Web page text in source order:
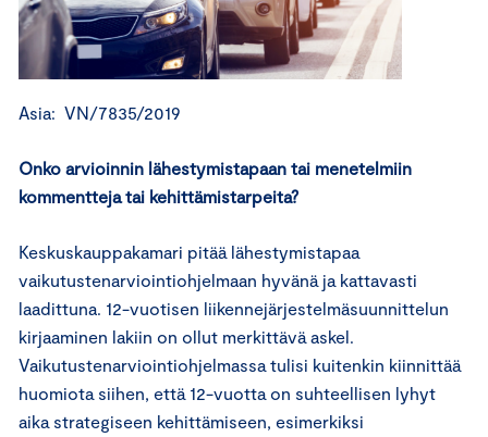
Asia: VN/7835/2019
Onko arvioinnin lähestymistapaan tai menetelmiin
kommentteja tai kehittämistarpeita?
Keskuskauppakamari pitää lähestymistapaa
vaikutustenarviointiohjelmaan hyvänä ja kattavasti
laadittuna. 12-vuotisen liikennejärjestelmäsuunnittelun
kirjaaminen lakiin on ollut merkittävä askel.
Vaikutustenarviointiohjelmassa tulisi kuitenkin kiinnittää
huomiota siihen, että 12-vuotta on suhteellisen lyhyt
aika strategiseen kehittämiseen, esimerkiksi